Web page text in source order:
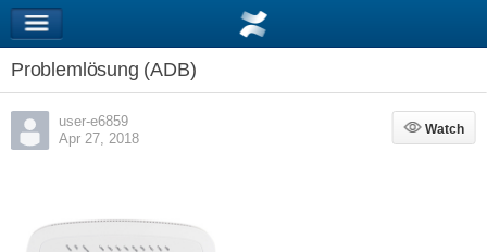
Problemlösung (ADB)
user-e6859
Apr 27, 2018
Watch
Watch